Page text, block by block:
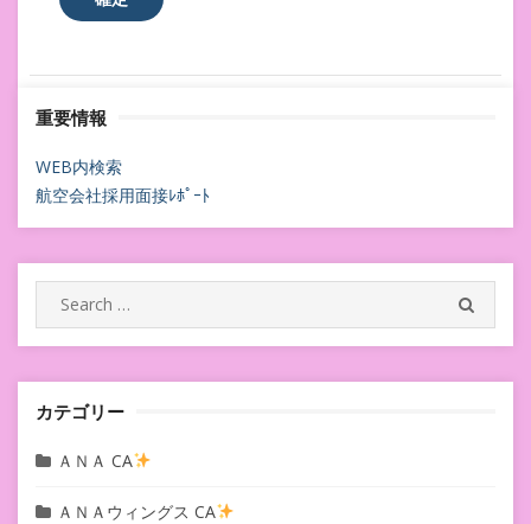
重要情報
WEB内検索
航空会社採用面接ﾚﾎﾟｰﾄ
Search
for:
カテゴリー
ＡＮＡ CA
ＡＮＡウィングス CA